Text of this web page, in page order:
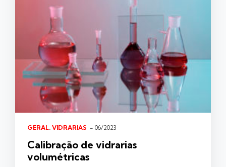
GERAL. VIDRARIAS - 06/2023
Calibração de vidrarias
volumétricas